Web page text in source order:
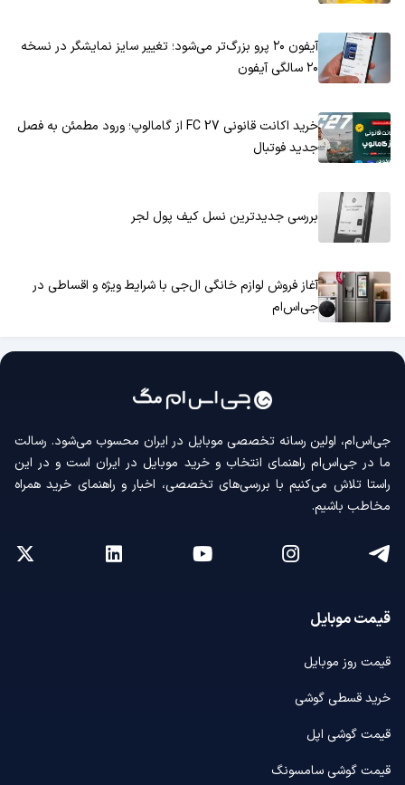
آیفون ۲۰ پرو بزرگ‌تر می‌شود؛ تغییر سایز نمایشگر در نسخه
۲۰ سالگی آیفون
خرید اکانت قانونی FC 27 از گامالوپ؛ ورود مطمئن به فصل
جدید فوتبال
بررسی جدیدترین نسل کیف پول لجر
آغاز فروش لوازم خانگی ال‌جی با شرایط ویژه و اقساطی در
جی‌اس‌ام
جی‌اس‌ام، اولین رسانه‌ تخصصی موبایل در ایران محسوب می‌شود. رسالت
ما در جی‌اس‌ام راهنمای انتخاب و خرید موبایل در ایران است و در این
راستا تلاش می‌کنیم با بررسی‌های تخصصی، اخبار و راهنمای خرید همراه
مخاطب باشیم.
قیمت موبایل
قیمت روز موبایل
خرید قسطی گوشی
قیمت گوشی اپل
قیمت گوشی سامسونگ